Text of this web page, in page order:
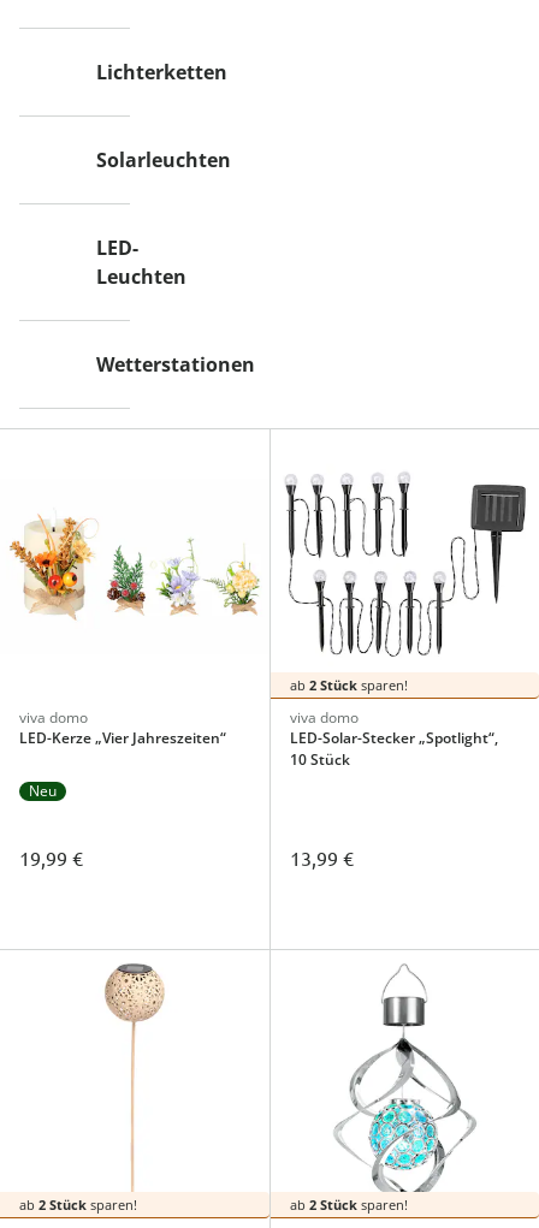
Lichterketten
Solarleuchten
LED-
Leuchten
Wetterstationen
viva domo
LED-Kerze „Vier Jahreszeiten“
Neu
19,99 €
ab 2 Stücksparen!
viva domo
LED-Solar-Stecker „Spotlight“,
10 Stück
13,99 €
ab 2 Stück sparen! ab 2 Stücksparen!